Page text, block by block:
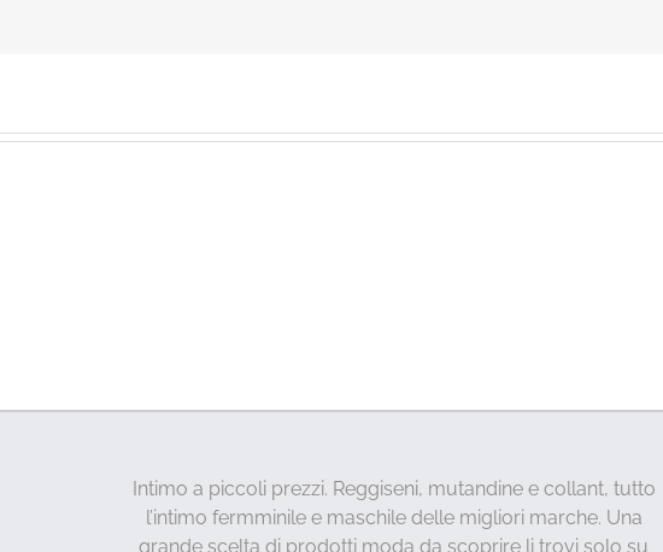
Intimo a piccoli prezzi. Reggiseni, mutandine e collant, tutto
l’intimo fermminile e maschile delle migliori marche. Una
grande scelta di prodotti moda da scoprire li trovi solo su